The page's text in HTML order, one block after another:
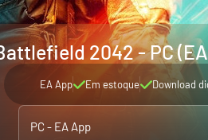
2042 - PC
EA App Em estoque Download
PC - EA App